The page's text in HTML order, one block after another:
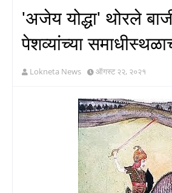
'अजेय योद्धा' थोरले
पेशव्यांच्या
Lokneta News ऑगस्ट २२, २०२१